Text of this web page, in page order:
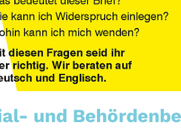
Kalender
und